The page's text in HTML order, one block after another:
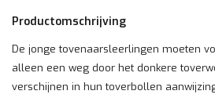
Productomschrijving
De jonge tovenaarsleerlingen moeten
alleen een weg door het donkere
verschijnen in hun toverbollen